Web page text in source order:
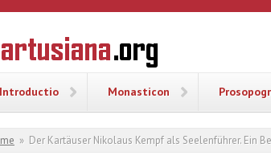
Introductio Monasticon
bent hier
» Der Kartäuser Nikolaus Kempf als Seelenführer. Ein